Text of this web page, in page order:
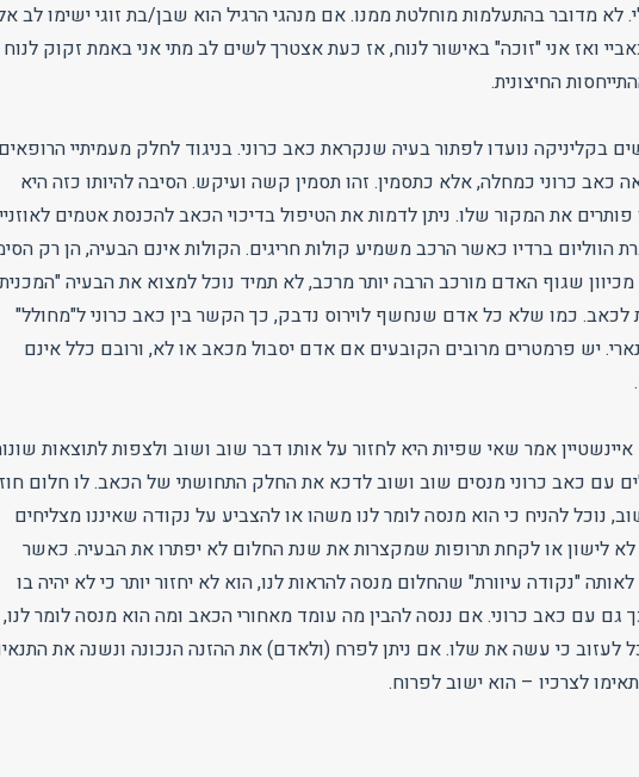
לא מדובר בהתעלמות מוחלטת ממנו. אם מנהגי הרגיל הוא שבן/בת זוגי ישימו לב
ואז אני "זוכה" באישור לנוח, אז כעת אצטרך לשים לב מתי אני באמת זקוק לנוח
החיצונית.
בקליניקה נועדו לפתור בעיה שנקראת כאב כרוני. בניגוד לחלק מעמיתיי
כאב כרוני כמחלה, אלא כתסמין. זהו תסמין קשה ועיקש. הסיבה להיותו כזה היא
פותרים את המקור שלו. ניתן לדמות את הטיפול בדיכוי הכאב להכנסת אטמים
הווליום ברדיו כאשר הרכב משמיע קולות חריגים. הקולות אינם הבעיה, הן רק
שגוף האדם מורכב הרבה יותר מרכב, לא תמיד נוכל למצוא את הבעיה
לכאב. כמו שלא כל אדם שנחשף לוירוס נדבק, כך הקשר בין כאב כרוני ל"מחולל"
יש פרמטרים מרובים הקובעים אם אדם יסבול מכאב או לא, ורובם כלל אינם
אמר שאי שפיות היא לחזור על אותו דבר שוב ושוב ולצפות לתוצאות
עם כאב כרוני מנסים שוב ושוב לדכא את החלק התחושתי של הכאב. לו חלום
נוכל להניח כי הוא מנסה לומר לנו משהו או להצביע על נקודה שאיננו מצליחים
לא לישון או לקחת תרופות שמקצרות את שנת החלום לא יפתרו את הבעיה. כאשר
לאותה "נקודה עיוורת" שהחלום מנסה להראות לנו, הוא לא יחזור יותר כי לא יהיה בו
גם עם כאב כרוני. אם ננסה להבין מה עומד מאחורי הכאב ומה הוא מנסה לומר לנו,
לעזוב כי עשה את שלו. אם ניתן לפרח (ולאדם) את ההזנה הנכונה ונשנה את
לצרכיו – הוא ישוב לפרוח.